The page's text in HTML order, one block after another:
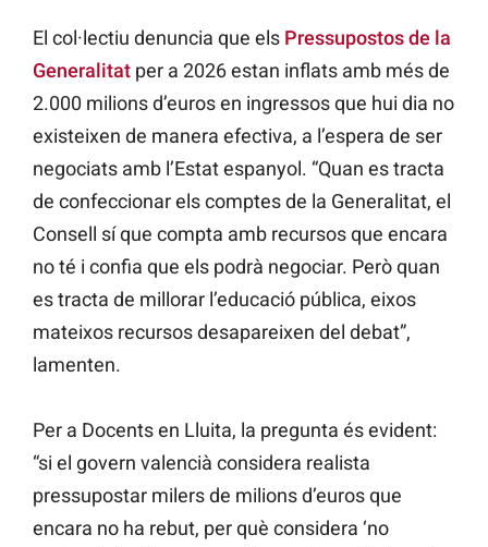
El col·lectiu denuncia que els Pressupostos de la
Generalitat per a 2026 estan inflats amb més de
2.000 milions d’euros en ingressos que hui dia no
existeixen de manera efectiva, a l’espera de ser
negociats amb l’Estat espanyol. “Quan es tracta
de confeccionar els comptes de la Generalitat, el
Consell sí que compta amb recursos que encara
no té i confia que els podrà negociar. Però quan
es tracta de millorar l’educació pública, eixos
mateixos recursos desapareixen del debat”,
lamenten.
Per a Docents en Lluita, la pregunta és evident:
“si el govern valencià considera realista
pressupostar milers de milions d’euros que
encara no ha rebut, per què considera ‘no